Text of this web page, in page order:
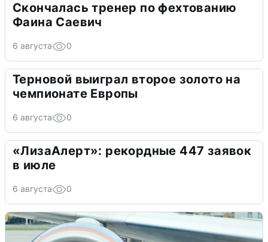
Скончалась тренер по фехтованию
Фаина Саевич
6 августа 0
Терновой выиграл второе золото на
чемпионате Европы
6 августа 0
«ЛизаАлерт»: рекордные 447 заявок
в июле
6 августа 0